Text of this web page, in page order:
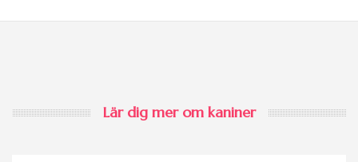
Lär dig mer om kaniner